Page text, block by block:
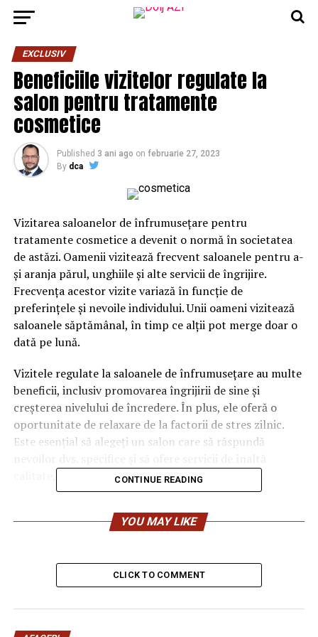
EXCLUSIV
Beneficiile vizitelor regulate la
salon pentru tratamente
cosmetice
Published 3 ani ago on februarie 27, 2023
By dca
Vizitarea saloanelor de înfrumusețare pentru
tratamente cosmetice a devenit o normă în societatea
de astăzi. Oamenii vizitează frecvent saloanele pentru a-
și aranja părul, unghiile și alte servicii de îngrijire.
Frecvența acestor vizite variază în funcție de
preferințele și nevoile individului. Unii oameni vizitează
saloanele săptămânal, în timp ce alții pot merge doar o
dată pe lună.
Vizitele regulate la saloanele de înfrumusețare au multe
beneficii, inclusiv promovarea îngrijirii de sine și
creșterea nivelului de încredere. În plus, ele oferă o
oportunitate de relaxare de la factorii de stres zilnic.
Este esențial să alegeți un salon care să răspundă
calitate, care se aliniază preferințelor dvs. de stil.
tratamente este o modalitate excelentă de a avea grijă
timp relaxare și ameliorarea stresului. Prin urmare, este
important să găsești un salon de renume care să
îndeplinească toate cerințele tale personale pentru
CONTINUE READING
YOU MAY LIKE
CLICK TO COMMENT